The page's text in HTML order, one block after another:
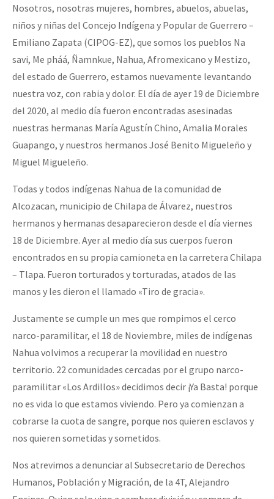
Otras secciones
la naturaleza bajo asedio)
Libros para descargar
Medios Libres
COVID-19
Eventos
Nosotros, nosotras mujeres, hombres, abuelos, abuelas,
niños y niñas del Concejo Indígena y Popular de Guerrero –
Emiliano Zapata (CIPOG-EZ), que somos los pueblos Na
savi, Me pháá, Ñamnkue, Nahua, Afromexicano y Mestizo,
del estado de Guerrero, estamos nuevamente levantando
nuestra voz, con rabia y dolor. El día de ayer 19 de Diciembre
del 2020, al medio día fueron encontradas asesinadas
nuestras hermanas María Agustín Chino, Amalia Morales
Guapango, y nuestros hermanos José Benito Migueleño y
Miguel Migueleño.
Todas y todos indígenas Nahua de la comunidad de
Alcozacan, municipio de Chilapa de Álvarez, nuestros
hermanos y hermanas desaparecieron desde el día viernes
18 de Diciembre. Ayer al medio día sus cuerpos fueron
encontrados en su propia camioneta en la carretera Chilapa
– Tlapa. Fueron torturados y torturadas, atados de las
manos y les dieron el llamado «Tiro de gracia».
Justamente se cumple un mes que rompimos el cerco
narco-paramilitar, el 18 de Noviembre, miles de indígenas
Nahua volvimos a recuperar la movilidad en nuestro
territorio. 22 comunidades cercadas por el grupo narco-
paramilitar «Los Ardillos» decidimos decir ¡Ya Basta! porque
no es vida lo que estamos viviendo. Pero ya comienzan a
cobrarse la cuota de sangre, porque nos quieren esclavos y
nos quieren sometidas y sometidos.
Nos atrevimos a denunciar al Subsecretario de Derechos
Humanos, Población y Migración, de la 4T, Alejandro